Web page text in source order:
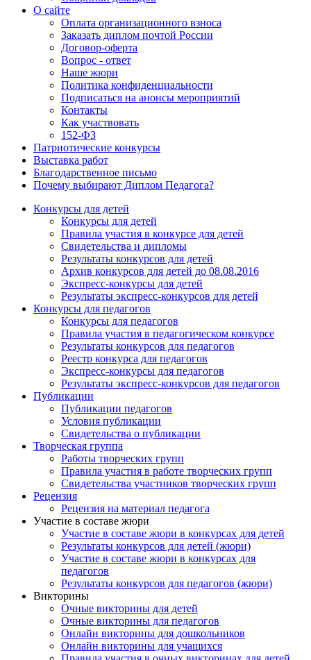
О сайте
Оплата организационного взноса
Заказать диплом почтой России
Договор-оферта
Вопрос - ответ
Наше жюри
Политика конфиденциальности
Подписаться на анонсы мероприятий
Контакты
Как участвовать
152-ФЗ
Патриотические конкурсы
Выставка работ
Благодарственное письмо
Почему выбирают Диплом Педагога?
Конкурсы для детей
Конкурсы для детей
Правила участия в конкурсе для детей
Свидетельства и дипломы
Результаты конкурсов для детей
Архив конкурсов для детей до 08.08.2016
Экспресс-конкурсы для детей
Результаты экспресс-конкурсов для детей
Конкурсы для педагогов
Конкурсы для педагогов
Правила участия в педагогическом конкурсе
Результаты конкурсов для педагогов
Реестр конкурса для педагогов
Экспресс-конкурсы для педагогов
Результаты экспресс-конкурсов для педагогов
Публикации
Публикации педагогов
Условия публикации
Свидетельства о публикации
Творческая группа
Работы творческих групп
Правила участия в работе творческих групп
Свидетельства участников творческих групп
Рецензия
Рецензия на материал педагога
Участие в составе жюри
Участие в составе жюри в конкурсах для детей
Результаты конкурсов для детей (жюри)
Участие в составе жюри в конкурсах для
педагогов
Результаты конкурсов для педагогов (жюри)
Викторины
Очные викторины для детей
Очные викторины для педагогов
Онлайн викторины для дошкольников
Онлайн викторины для учащихся